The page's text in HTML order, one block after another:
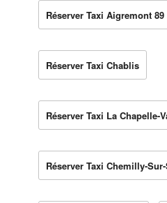
Réserver Taxi Aigremont 89
Réserver Taxi Chablis
Réserver Taxi La Chapelle-
Réserver Taxi Chemilly-